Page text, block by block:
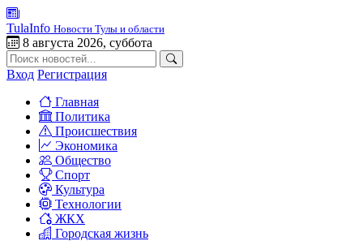
TulaInfo Новости Тулы и области
8 августа 2026, суббота
Вход Регистрация
Главная
Политика
Происшествия
Экономика
Общество
Спорт
Культура
Технологии
ЖКХ
Городская жизнь